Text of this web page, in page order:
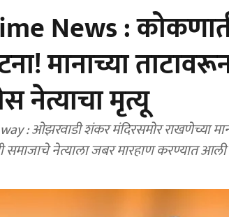
News :
मानाच्या
नेत्याचा मृत्यू
: ओझरवाडी शंकर मंदिरसमोर राखणेच्या
समाजाचे नेत्याला जबर मारहाण करण्यात आली